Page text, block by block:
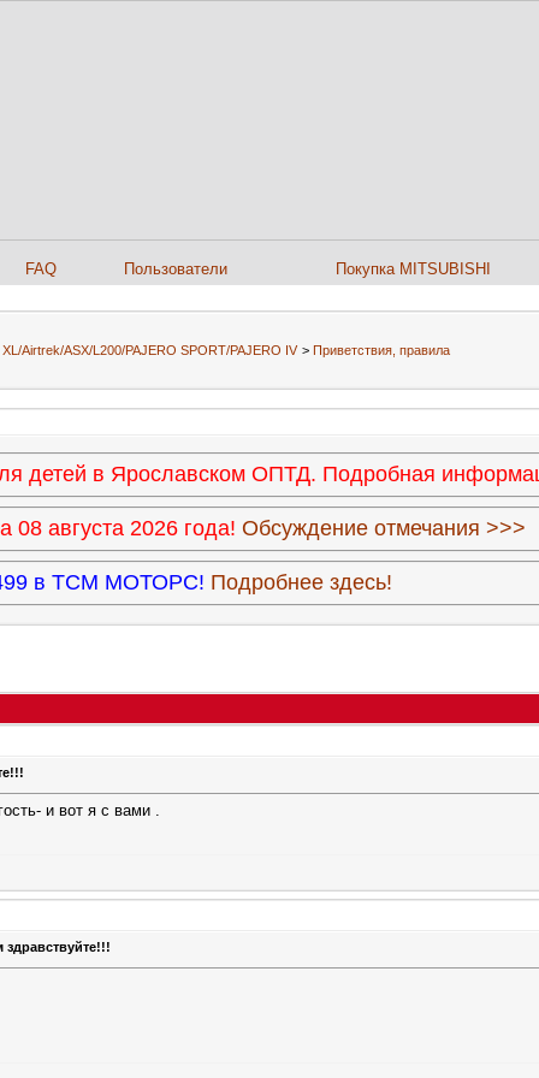
FAQ Пользователи Покупка MITSUBISHI
Airtrek/ASX/L200/PAJERO SPORT/PAJERO IV > Приветствия, правила
детей в Ярославском ОПТД. Подробная
августа 2026 года! Обсуждение отмечания >>>
в ТСМ МОТОРС! Подробнее здесь!
и вот я с вами .
здравствуйте!!!